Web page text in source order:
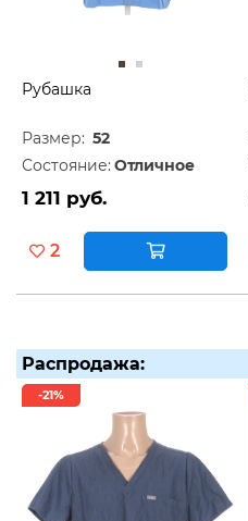
Рубашка
Размер: 52
Состояние: Отличное
1 211 руб.
2
Распродажа:
-21%